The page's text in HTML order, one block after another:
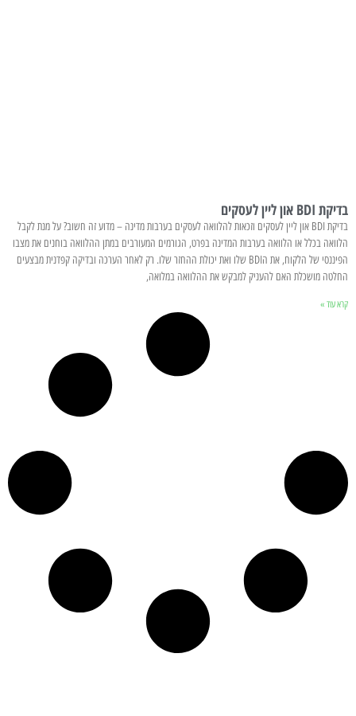
בדיקת BDI און ליין לעסקים
בדיקת BDI און ליין לעסקים וזכאות להלוואה לעסקים בערבות מדינה – מדוע זה חשוב? על מנת לקבל
הלוואה בכלל או הלוואה בערבות המדינה בפרט, הגורמים המעורבים במתן ההלוואה בוחנים את מצבו
הפיננסי של הלקוח, את הBDI שלו ואת יכולת ההחזר שלו. רק לאחר הערכה ובדיקה קפדנית מבצעים
החלטה מושכלת האם להעניק למבקש את ההלוואה במלואה,
קרא עוד »